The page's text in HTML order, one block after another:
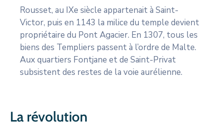
Rousset, au IXe siècle appartenait à Saint-
Victor, puis en 1143 la milice du temple devient
propriétaire du Pont Agacier. En 1307, tous les
biens des Templiers passent à l’ordre de Malte.
Aux quartiers Fontjane et de Saint-Privat
subsistent des restes de la voie aurélienne.
La révolution